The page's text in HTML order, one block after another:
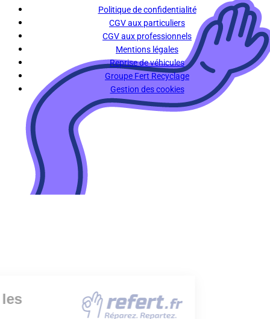
Politique de confidentialité
CGV aux particuliers
CGV aux professionnels
Mentions légales
Reprise de véhicules
Groupe Fert Recyclage
Gestion des cookies